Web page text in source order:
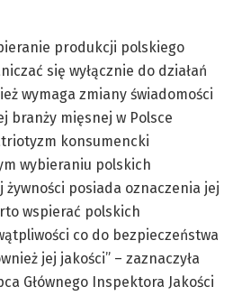
produkcji polskiego
się wyłącznie do działań
wymaga zmiany świadomości
branży mięsnej w Polsce
konsumencki
wybieraniu polskich
żywności posiada oznaczenia jej
wspierać polskich
co do bezpieczeństwa
jej jakości” – zaznaczyła
Głównego Inspektora Jakości